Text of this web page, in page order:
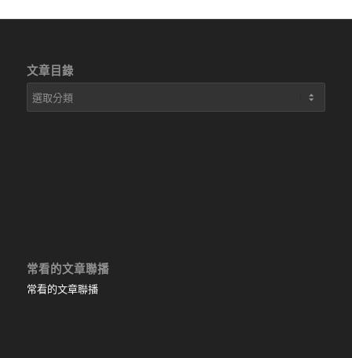
文章目錄
文
章
常看的文章聯播
常看的文章聯播